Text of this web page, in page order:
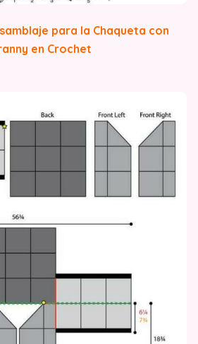
para la Chaqueta con
en Crochet